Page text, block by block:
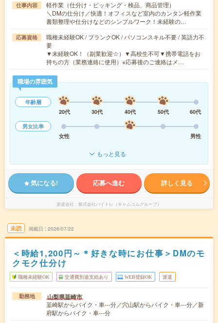
仕事内容
軽作業（仕分け・ピッキング・検品、商品管理）
＼DMの仕分け／快適！オフィスなど室内のカンタン軽作業
書類整理や仕分けなどのシンプルワーク！未経験の…
応募資格
職種未経験OK / ブランクOK / パソコンスキル不要 / 英語力不
要
▼未経験OK！（副業歓迎☆）▼高校生不可▼携帯電話をお
持ちの方（業務連絡に使用）※応募後のご連絡はメ…
職場の雰囲気
年齢層
20代
30代 40代 50代
60代
男女比率
女性
男性
もっと見る
気になる! 応募へ進む 詳しく見る
派遣会社 株式会社バイトレ（キャムコムグループ）
未読 掲載日 2026/07/22
＜時給1,200円～＊好きな時にお仕事＞DMのモ
クモク仕分け
職種未経験OK 交通費別途支給あり WEB登録OK 派遣
勤務地 山梨県韮崎市
韮崎駅からバイク・車---分／穴山駅からバイク・車---分／新
府駅からバイク・車---分